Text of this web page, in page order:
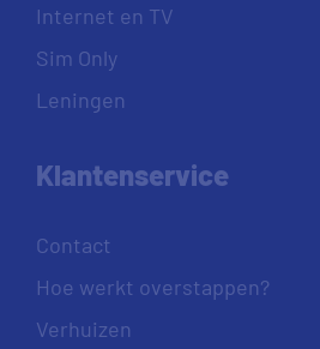
Internet en TV
Sim Only
Leningen
Klantenservice
Contact
Hoe werkt overstappen?
Verhuizen